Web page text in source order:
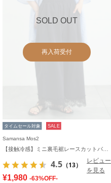
SOLD OUT
再入荷受付
タイムセール対象 SALE
Samansa Mos2
4.5 （13）
レビュー
を見る
¥1,980 -63%OFF-